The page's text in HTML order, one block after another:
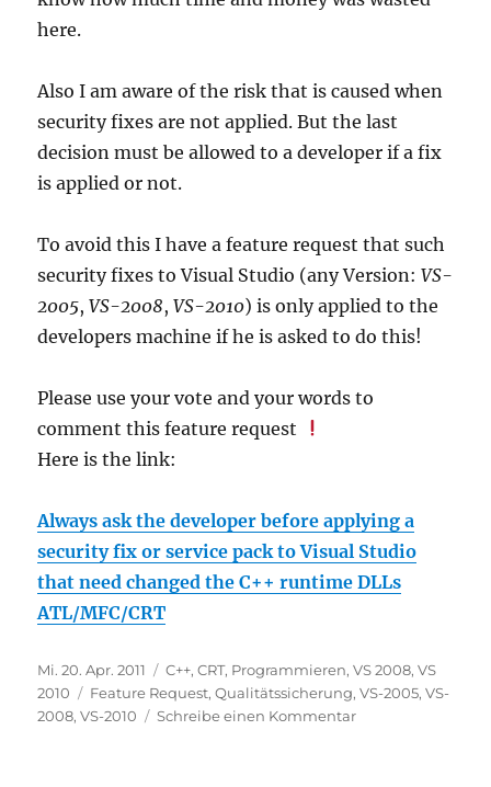
here.
Also I am aware of the risk that is caused when
security fixes are not applied. But the last
decision must be allowed to a developer if a fix
is applied or not.
To avoid this I have a feature request that such
security fixes to Visual Studio (any Version:VS-
2005,VS-2008,VS-2010) is only applied to the
developers machine if he is asked to do this!
Please use your vote and your words to
comment this feature request
Here is the link:
Always ask the developer before applying a
security fix or service pack to Visual Studio
that need changed the C++ runtime DLLs
ATL/MFC/CRT
Veröffentlicht
am
Mi. 20. Apr. 2011 Kategorien
C++,CRT, Programmieren,VS 2008,VS
2010
Schlagwörter
Feature Request,Qualitätssicherung,VS-2005,VS-
2008,VS-2010 Schreibe einen Kommentarzu